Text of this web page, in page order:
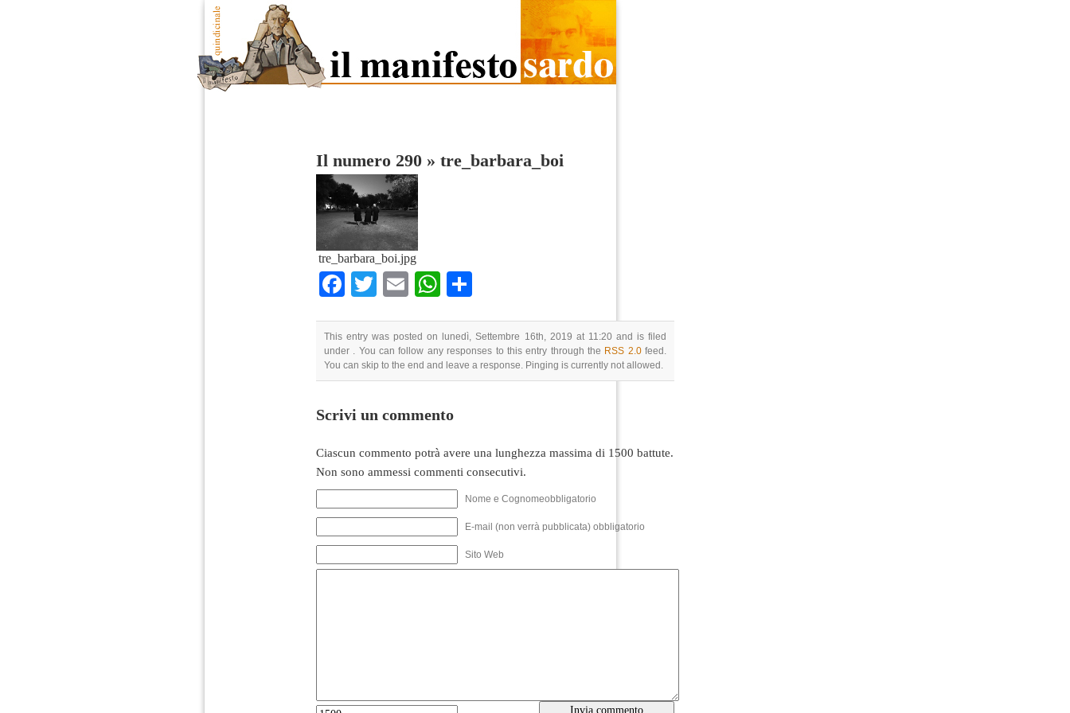
Il numero 290 » tre_barbara_boi
tre_barbara_boi.jpg
Facebook
TwitterEmailWhatsApp
This entry was posted on lunedì, Settembre 16th, 2019 at 11:20 and is filed
under . You can follow any responses to this entry through the RSS 2.0feed.
You can skip to the end and leave a response. Pinging is currently not allowed.
Scrivi un commento
Ciascun commento potrà avere una lunghezza massima di 1500 battute.
Non sono ammessi commenti consecutivi.
Nome e Cognomeobbligatorio
E-mail (non verrà pubblicata) obbligatorio
Sito Web